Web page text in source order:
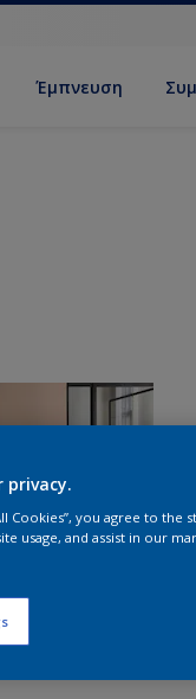
Έμπνευση
privacy.
Cookies”, you agree to
usage, and assist in our